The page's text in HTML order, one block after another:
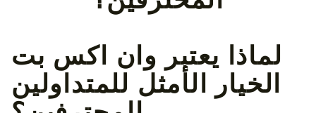
لماذا يعتبر وان اكس بت
الخيار الأمثل للمتداولين